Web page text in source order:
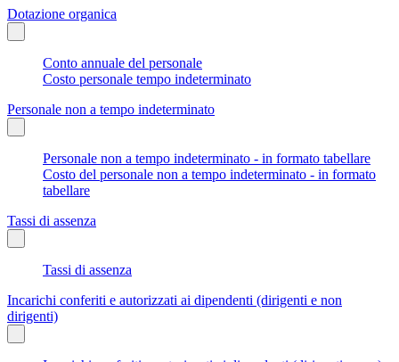
Dotazione organica
Conto annuale del personale
Costo personale tempo indeterminato
Personale non a tempo indeterminato
Personale non a tempo indeterminato - in formato tabellare
Costo del personale non a tempo indeterminato - in formato
tabellare
Tassi di assenza
Tassi di assenza
Incarichi conferiti e autorizzati ai dipendenti (dirigenti e non
dirigenti)